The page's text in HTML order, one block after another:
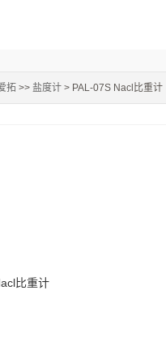
拓 >> 盐度计 > PAL-07S Nacl比重计